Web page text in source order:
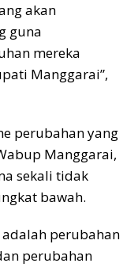
akan
guna
mereka
Manggarai”,
perubahan yang
Manggarai,
sekali tidak
bawah.
perubahan
perubahan